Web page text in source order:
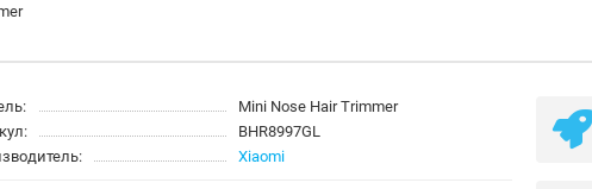
Mini Nose Hair Trimmer
BHR8997GL
Xiaomi